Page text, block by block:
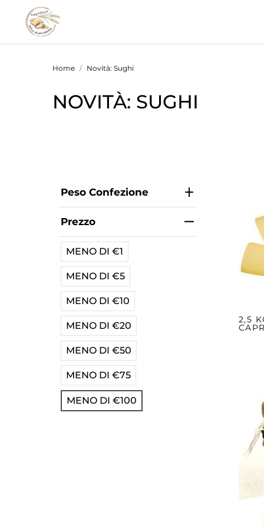
Home Novità: Sughi
NOVITÀ: SUGHI
Peso Confezione
Prezzo
MENO DI €1
MENO DI €5
MENO DI €10
MENO DI €20
MENO DI €50
MENO DI €75
MENO DI €100
2,5